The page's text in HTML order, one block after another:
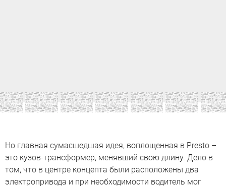
Но главная сумасшедшая идея, воплощенная в Presto –
это кузов-трансформер, менявший свою длину. Дело в
том, что в центре концепта были расположены два
электропривода и при необходимости водитель мог